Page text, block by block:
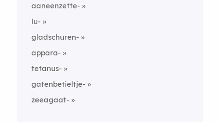
aaneenzette-
lu-
gladschuren-
appara-
tetanus-
gatenbetieltje-
zeeagaat-